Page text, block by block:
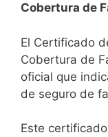
Cobertura de
El Certificado
Cobertura de
oficial que
de seguro de
Este